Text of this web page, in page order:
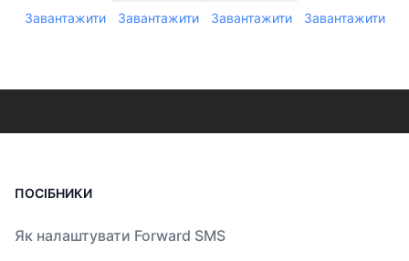
Завантажити Завантажити Завантажити Завантажити
ПОСІБНИКИ
Як налаштувати Forward SMS